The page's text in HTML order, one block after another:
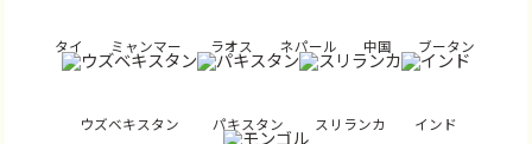
タイ ミャンマー ラオス ネパール 中国 ブータン
ウズベキスタン パキスタン スリランカ インド